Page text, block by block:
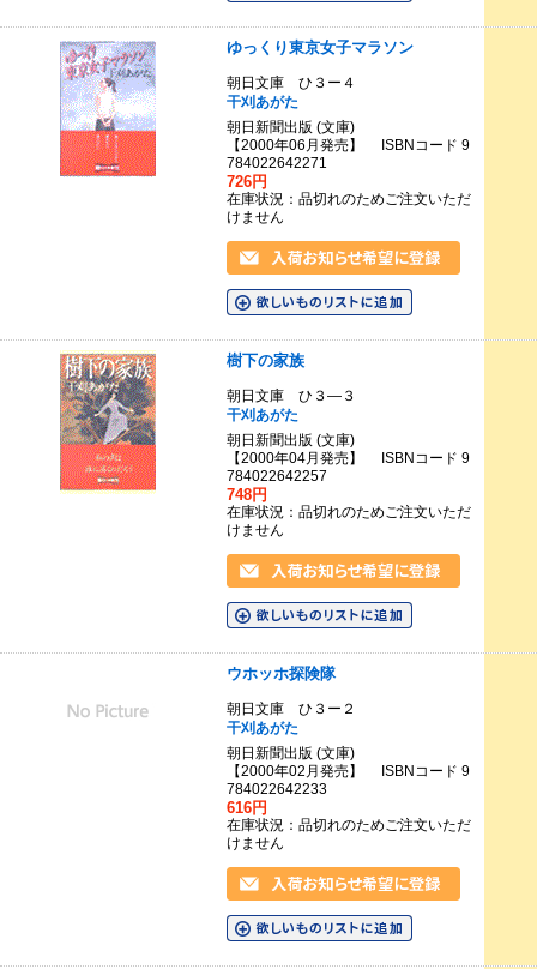
ゆっくり東京女子マラソン
朝日文庫 ひ３ー４
干刈あがた
朝日新聞出版 (文庫)
【2000年06月発売】 ISBNコード 9
784022642271
726円
在庫状況：品切れのためご注文いただ
けません
樹下の家族
朝日文庫 ひ３―３
干刈あがた
朝日新聞出版 (文庫)
【2000年04月発売】 ISBNコード 9
784022642257
748円
在庫状況：品切れのためご注文いただ
けません
ウホッホ探険隊
朝日文庫 ひ３ー２
干刈あがた
朝日新聞出版 (文庫)
【2000年02月発売】 ISBNコード 9
784022642233
616円
在庫状況：品切れのためご注文いただ
けません